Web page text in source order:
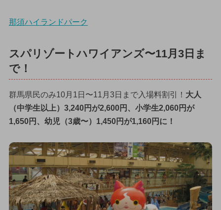
那須ハイランドパーク
スパリゾートハワイアンズ〜11月3日ま
で！
群馬県民のみ10月1日〜11月3日まで入場料割引！ 大人
（中学生以上）3,240円が2,600円、小学生2,060円が
1,650円、幼児（3歳〜）1,450円が1,160円に！